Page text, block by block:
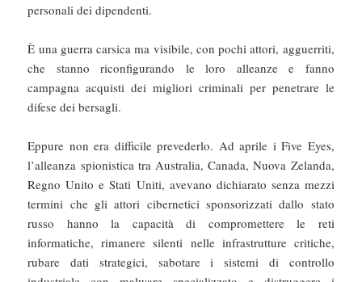
personali dei dipendenti.
È una guerra carsica ma visibile, con pochi attori, agguerriti,
che stanno riconfigurando le loro alleanze e fanno
campagna acquisti dei migliori criminali per penetrare le
difese dei bersagli.
Eppure non era difficile prevederlo. Ad aprile i Five Eyes,
l’alleanza spionistica tra Australia, Canada, Nuova Zelanda,
Regno Unito e Stati Uniti, avevano dichiarato senza mezzi
termini che gli attori cibernetici sponsorizzati dallo stato
russo hanno la capacità di compromettere le reti
informatiche, rimanere silenti nelle infrastrutture critiche,
rubare dati strategici, sabotare i sistemi di controllo